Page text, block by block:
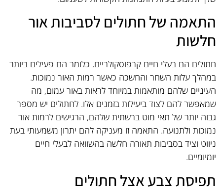
התאמה של חתולים לסביבות אור
חלשות
חתולים הם בעלי חיים קרפוסקולריים, כלומר הם פעילים ביותר
במהלך עלות השחר והחשכה כאשר רמות האור נמוכות.
העיניים שלהם מותאמות במיוחד לראות באור עמום, מה
שמאפשר להם לצוד ביעילות בזמנים אלו. לחתולים יש מספר
גבוה יותר של תאי מוט ברשתית שלהם, הרגישים לרמות אור
נמוכות ולתנועה. התאמה זו מעניקה להם יתרון משמעותי בעת
ניווט וציד בסביבות תאורה חלשה בהשוואה לבעלי חיים
יומיומיים.
תפיסת צבע אצל חתולים